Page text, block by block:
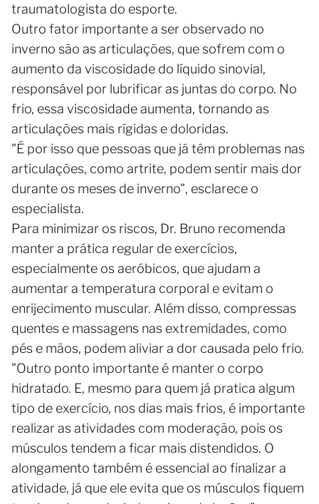
traumatologista do esporte.
Outro fator importante a ser observado no
inverno são as articulações, que sofrem com o
aumento da viscosidade do líquido sinovial,
responsável por lubrificar as juntas do corpo. No
frio, essa viscosidade aumenta, tornando as
articulações mais rígidas e doloridas.
"É por isso que pessoas que já têm problemas nas
articulações, como artrite, podem sentir mais dor
durante os meses de inverno", esclarece o
especialista.
Para minimizar os riscos, Dr. Bruno recomenda
manter a prática regular de exercícios,
especialmente os aeróbicos, que ajudam a
aumentar a temperatura corporal e evitam o
enrijecimento muscular. Além disso, compressas
quentes e massagens nas extremidades, como
pés e mãos, podem aliviar a dor causada pelo frio.
"Outro ponto importante é manter o corpo
hidratado. E, mesmo para quem já pratica algum
tipo de exercício, nos dias mais frios, é importante
realizar as atividades com moderação, pois os
músculos tendem a ficar mais distendidos. O
alongamento também é essencial ao finalizar a
atividade, já que ele evita que os músculos fiquem